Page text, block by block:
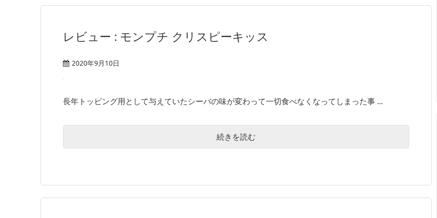
レビュー : モンプチ クリスピーキッス
2020年9月10日
長年トッピング用として与えていたシーバの味が変わって一切食べなくなってしまった事 ...
続きを読む